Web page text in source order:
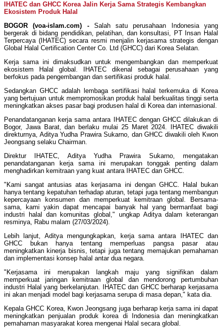
IHATEC dan GHCC Korea Jalin Kerja Sama Strategis Kembangkan
Ekosistem Produk Halal
BOGOR (voa-islam.com) -Salah satu perusahaan Indonesia yang
bergerak di bidang pendidikan, pelatihan, dan konsultasi, PT Insan Halal
Terpercaya (IHATEC) secara resmi menjalin kerjasama strategis dengan
Global Halal Certification Center Co. Ltd (GHCC) dari Korea Selatan.
Kerja sama ini dimaksudkan untuk mengembangkan dan memperkuat
ekosistem Halal global. IHATEC dikenal sebagai perusahaan yang
berfokus pada pengembangan dan sertifikasi produk halal.
Sedangkan GHCC adalah lembaga sertifikasi halal terkemuka di Korea
yang bertujuan untuk mempromosikan produk halal berkualitas tinggi serta
meningkatkan akses pasar bagi produsen halal di Korea dan internasional.
Penandatanganan kerja sama antara IHATEC dengan GHCC dilakukan di
Bogor, Jawa Barat, dan berlaku mulai 25 Maret 2024. IHATEC diwakili
direkturnya, Aditya Yudha Prawira Sukarno, dan GHCC diwakili oleh Kwon
Jeongsang selaku Chairman.
Direktur IHATEC, Aditya Yudha Prawira Sukarno, mengatakan
penandatanganan kerja sama ini merupakan tonggak penting dalam
menghadirkan kemitraan yang kuat antara IHATEC dan GHCC.
"Kami sangat antusias atas kerjasama ini dengan GHCC. Halal bukan
hanya tentang kepatuhan terhadap aturan, tetapi juga tentang membangun
kepercayaan konsumen dan memperkuat kemitraan global. Bersama-
sama, kami yakin dapat mencapai banyak hal yang bermanfaat bagi
industri halal dan komunitas global," ungkap Aditya dalam keterangan
resminya, Rabu malam (27/03/2024).
Lebih lanjut, Aditya mengungkapkan, kerja sama antara IHATEC dan
GHCC bukan hanya tentang memperluas pangsa pasar atau
meningkatkan kinerja bisnis, tetapi juga tentang memajukan pemahaman
dan implementasi konsep halal antar dua negara.
"Kerjasama ini merupakan langkah maju yang signifikan dalam
memperkuat jaringan kemitraan global dan mendorong pertumbuhan
industri Halal yang berkelanjutan. IHATEC dan GHCC berharap kerjasama
ini akan menjadi model bagi kerjasama serupa di masa depan," kata dia.
Kepala GHCC Korea, Kwon Jeongsang juga berharap kerja sama ini dapat
meningkatkan penjualan produk korea di Indonesia dan meningkatkan
pemahaman masyarakat korea mengenai Halal secara global.